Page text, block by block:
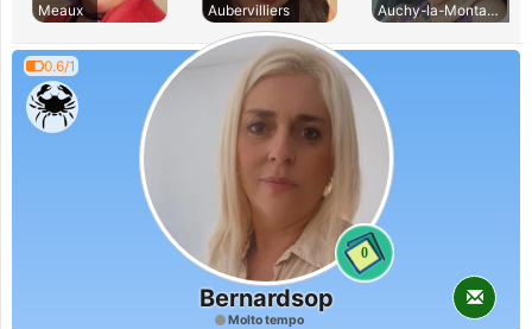
Meaux
Aubervilliers
Auchy-la-Montagne
0.6/1
0
Bernardsop
Molto tempo